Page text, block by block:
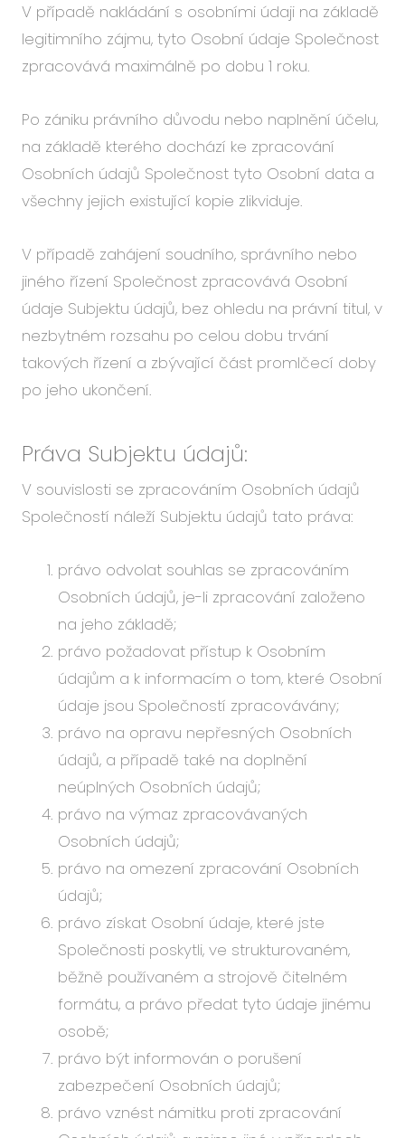
V případě nakládání s osobními údaji na základě
legitimního zájmu, tyto Osobní údaje Společnost
zpracovává maximálně po dobu 1 roku.
Po zániku právního důvodu nebo naplnění účelu,
na základě kterého dochází ke zpracování
Osobních údajů Společnost tyto Osobní data a
všechny jejich existující kopie zlikviduje.
V případě zahájení soudního, správního nebo
jiného řízení Společnost zpracovává Osobní
údaje Subjektu údajů, bez ohledu na právní titul, v
nezbytném rozsahu po celou dobu trvání
takových řízení a zbývající část promlčecí doby
po jeho ukončení.
Práva Subjektu údajů:
V souvislosti se zpracováním Osobních údajů
Společností náleží Subjektu údajů tato práva:
právo odvolat souhlas se zpracováním
Osobních údajů, je-li zpracování založeno
na jeho základě;
právo požadovat přístup k Osobním
údajům a k informacím o tom, které Osobní
údaje jsou Společností zpracovávány;
právo na opravu nepřesných Osobních
údajů, a případě také na doplnění
neúplných Osobních údajů;
právo na výmaz zpracovávaných
Osobních údajů;
právo na omezení zpracování Osobních
údajů;
právo získat Osobní údaje, které jste
Společnosti poskytli, ve strukturovaném,
běžně používaném a strojově čitelném
formátu, a právo předat tyto údaje jinému
osobě;
právo být informován o porušení
zabezpečení Osobních údajů;
právo vznést námitku proti zpracování